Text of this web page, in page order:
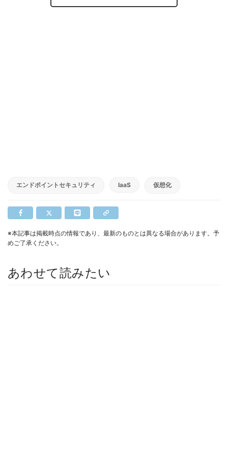
エンドポイントセキュリティ IaaS 仮想化
※本記事は掲載時点の情報であり、最新のものとは異なる場合があります。予
めご了承ください。
あわせて読みたい